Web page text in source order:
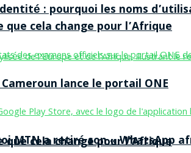
: pourquoi les noms
cela change pour l’Afrique
cela change pour l’Afrique
lance le portail ONE
MTN a retiré son « WhatsApp